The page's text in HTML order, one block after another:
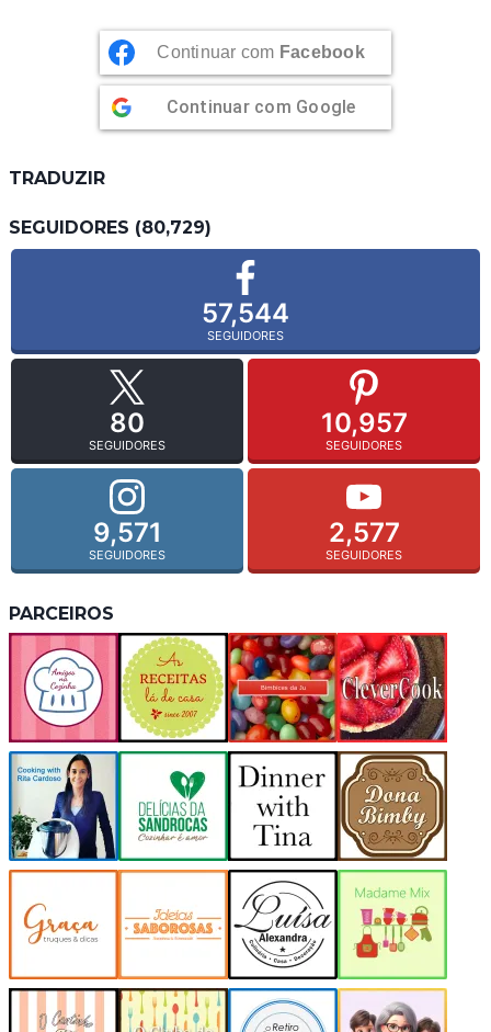
Continuar com Facebook
Continuar com Google
TRADUZIR
SEGUIDORES (80,729)
57,544
SEGUIDORES
80
SEGUIDORES
10,957
SEGUIDORES
9,571
SEGUIDORES
2,577
SEGUIDORES
PARCEIROS